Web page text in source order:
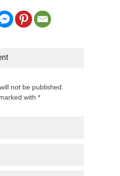
not be published.
with *